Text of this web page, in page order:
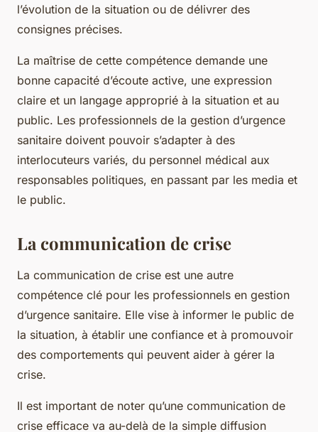
l’évolution de la situation ou de délivrer des
consignes précises.
La maîtrise de cette compétence demande une
bonne capacité d’écoute active, une expression
claire et un langage approprié à la situation et au
public. Les professionnels de la gestion d’urgence
sanitaire doivent pouvoir s’adapter à des
interlocuteurs variés, du personnel médical aux
responsables politiques, en passant par les media et
le public.
La communication de crise
La communication de crise est une autre
compétence clé pour les professionnels en gestion
d’urgence sanitaire. Elle vise à informer le public de
la situation, à établir une confiance et à promouvoir
des comportements qui peuvent aider à gérer la
crise.
Il est important de noter qu’une communication de
crise efficace va au-delà de la simple diffusion